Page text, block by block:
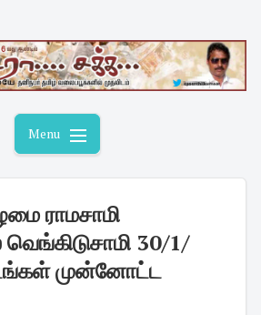
Menu
ராமசாமி
30/1/
முன்னோட்ட